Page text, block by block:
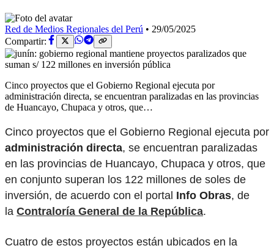
Red de Medios Regionales del Perú • 29/05/2025
Compartir:
Cinco proyectos que el Gobierno Regional ejecuta por
administración directa, se encuentran paralizadas en las provincias
de Huancayo, Chupaca y otros, que…
Cinco proyectos que el Gobierno Regional ejecuta por
administración directa, se encuentran paralizadas
en las provincias de Huancayo, Chupaca y otros, que
en conjunto superan los 122 millones de soles de
inversión, de acuerdo con el portal Info Obras, de
la Contraloría General de la República.
Cuatro de estos proyectos están ubicados en la